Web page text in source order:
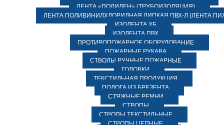
ЛЕНТА «ПОЛИЛЕН» (ТРУБОИЗОЛЯЦИЯ)
ЛЕНТА ПОЛИВИНИЛХЛОРИДНАЯ ЛИПКАЯ ПВХ-Л (ЛЕНТА
ИЗОЛЕНТА ХБ
ИЗОЛЕНТА ПВХ
ПРОТИВОПОЖАРНОЕ ОБОРУДОВАНИЕ
ПОЖАРНЫЕ РУКАВА
СТВОЛЫ РУЧНЫЕ ПОЖАРНЫЕ
ГОЛОВКИ
ТЕКСТИЛЬНАЯ ПРОДУКЦИЯ
ПОЛОГА ИЗ БРЕЗЕНТА
СТЯЖНЫЕ РЕМНИ
СТРОПЫ
СТРОПЫ ТЕКСТИЛЬНЫЕ
СТРОПЫ ЦЕПНЫЕ